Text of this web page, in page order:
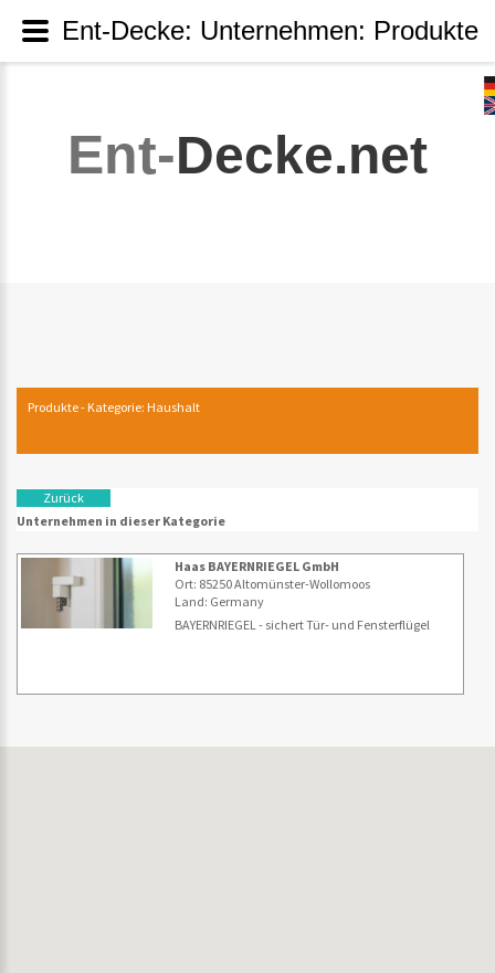
Ent-Decke.net
Produkte - Kategorie: Haushalt
Zurück
Unternehmen in dieser Kategorie
Haas BAYERNRIEGEL GmbH
Ort: 85250 Altomünster-Wollomoos
Land: Germany
BAYERNRIEGEL - sichert Tür- und Fensterflügel
Ent-Decke: Unternehmen: Produkte